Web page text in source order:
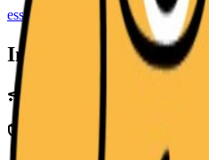
esse perfil
Compartilhar perfil
Informações relevantes
Tipos de atendimento